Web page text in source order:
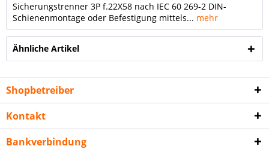
Sicherungstrenner 3P f.22X58 nach IEC 60 269-2 DIN-
Schienenmontage oder Befestigung mittels... mehr
Ähnliche Artikel
Shopbetreiber
Kontakt
Bankverbindung